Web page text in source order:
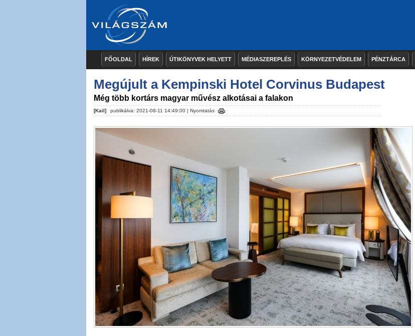
FŐOLDAL HÍREK ÚTIKÖNYVEK HELYETT MÉDIASZEREPLÉS KÖRNYEZETVÉDELEM PÉNZTÁRCA
Megújult a Kempinski Hotel Corvinus Budapest
Még több kortárs magyar művész alkotásai a falakon
[Kail] publikálva: 2021-08-11 14:49:00 | Nyomtatás